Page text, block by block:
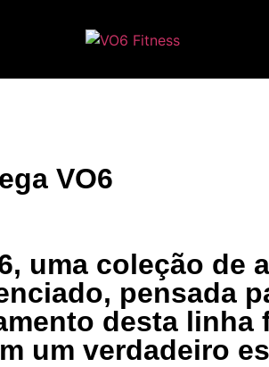
VO6
uma coleção de
pensada
desta
um verdadeiro